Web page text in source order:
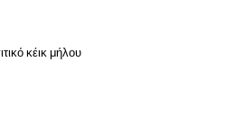
κέικ μήλου